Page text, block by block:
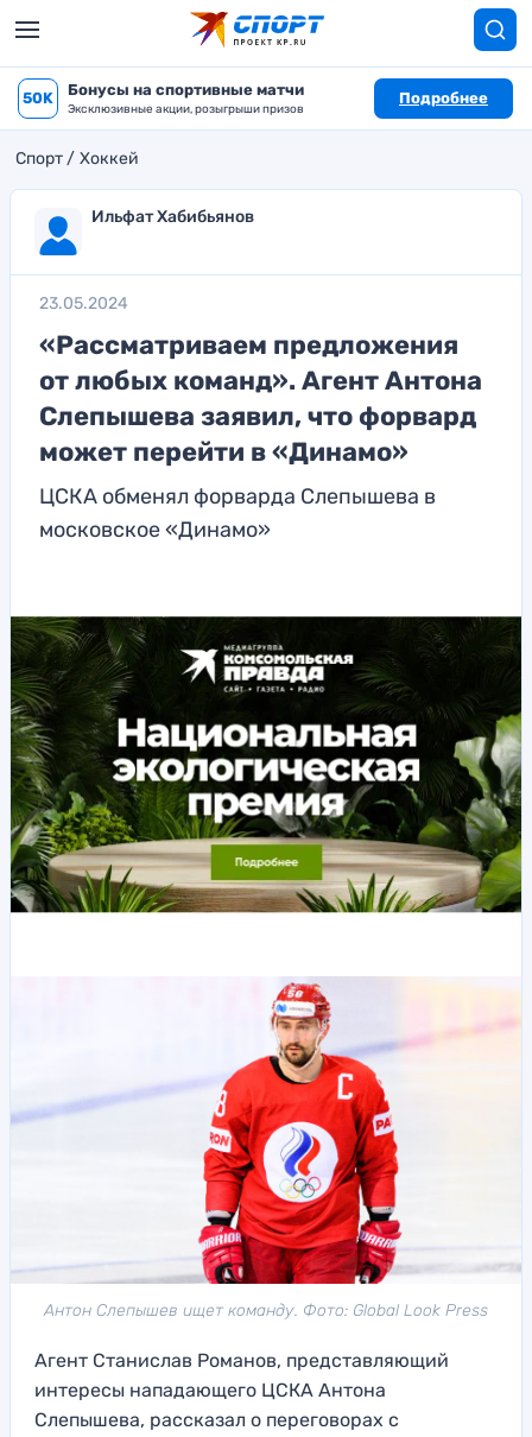
50K Бонусы на спортивные матчи
Эксклюзивные акции, розыгрыши призов
Подробнее
Спорт Хоккей
Ильфат Хабибьянов
23.05.2024
«Рассматриваем предложения
от любых команд». Агент Антона
Слепышева заявил, что форвард
может перейти в «Динамо»
ЦСКА обменял форварда Слепышева в
московское «Динамо»
Антон Слепышев ищет команду. Фото: Global Look Press
Агент Станислав Романов, представляющий
интересы нападающего ЦСКА Антона
Слепышева, рассказал о переговорах с